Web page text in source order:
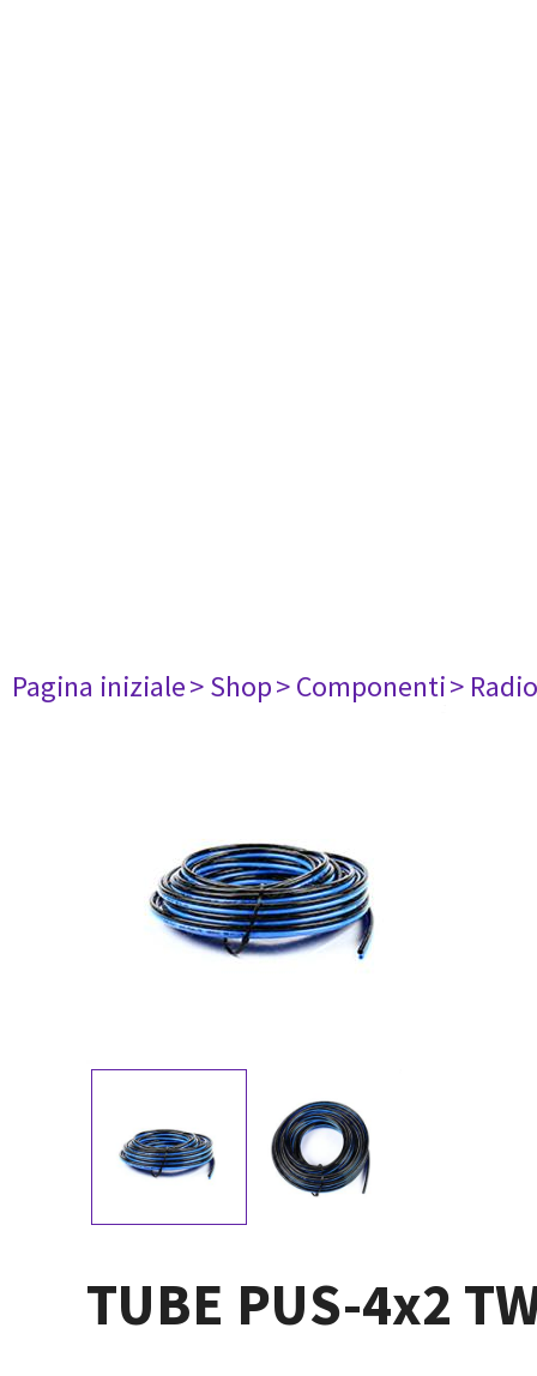
Pagina iniziale> Shop> Componenti>
TUBE PUS-4x2